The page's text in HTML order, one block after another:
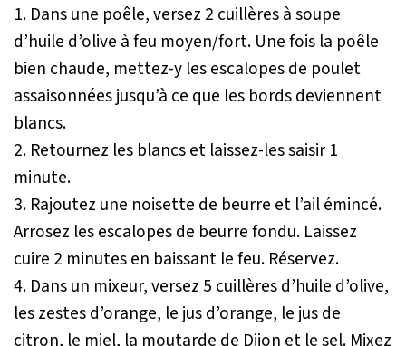
1. Dans une poêle, versez 2 cuillères à soupe
d’huile d’olive à feu moyen/fort. Une fois la poêle
bien chaude, mettez-y les escalopes de poulet
assaisonnées jusqu’à ce que les bords deviennent
blancs.
2. Retournez les blancs et laissez-les saisir 1
minute.
3. Rajoutez une noisette de beurre et l’ail émincé.
Arrosez les escalopes de beurre fondu. Laissez
cuire 2 minutes en baissant le feu. Réservez.
4. Dans un mixeur, versez 5 cuillères d’huile d’olive,
les zestes d’orange, le jus d’orange, le jus de
citron, le miel, la moutarde de Dijon et le sel. Mixez